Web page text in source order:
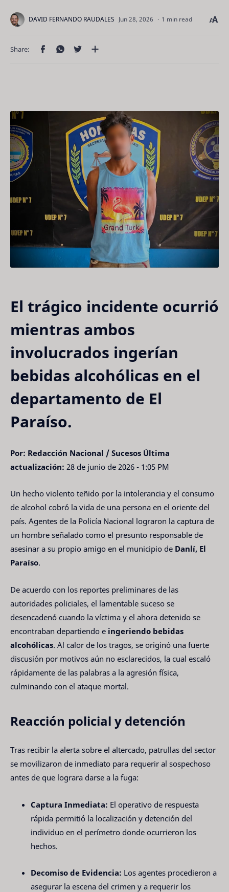
1 min read
El trágico incidente ocurrió
mientras ambos
involucrados ingerían
bebidas alcohólicas en el
departamento de El
Paraíso.
Por: Redacción Nacional / Sucesos Última
actualización: 28 de junio de 2026 - 1:05 PM
Un hecho violento teñido por la intolerancia y el consumo
de alcohol cobró la vida de una persona en el oriente del
país. Agentes de la Policía Nacional lograron la captura de
un hombre señalado como el presunto responsable de
asesinar a su propio amigo en el municipio de Danlí, El
Paraíso.
De acuerdo con los reportes preliminares de las
autoridades policiales, el lamentable suceso se
desencadenó cuando la víctima y el ahora detenido se
encontraban departiendo e ingeriendo bebidas
alcohólicas. Al calor de los tragos, se originó una fuerte
discusión por motivos aún no esclarecidos, la cual escaló
rápidamente de las palabras a la agresión física,
culminando con el ataque mortal.
Reacción policial y detención
Tras recibir la alerta sobre el altercado, patrullas del sector
se movilizaron de inmediato para requerir al sospechoso
antes de que lograra darse a la fuga:
Captura Inmediata: El operativo de respuesta
rápida permitió la localización y detención del
individuo en el perímetro donde ocurrieron los
hechos.
Decomiso de Evidencia: Los agentes procedieron a
asegurar la escena del crimen y a requerir los